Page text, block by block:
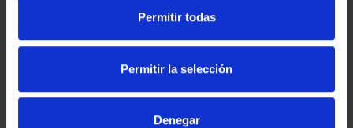
Permitir todas
Permitir la selección
Denegar
PROVINCIA 3
registrados
PROVINCIA 4
registrados